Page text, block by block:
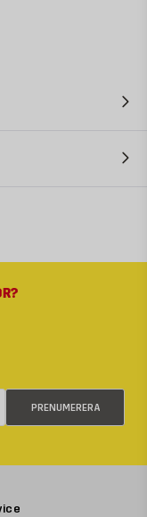
PRENUMERERA